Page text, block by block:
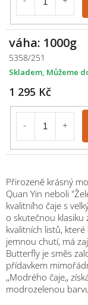
váha: 1000g
5358/251
1 295 Kč
Skladem
Přirozeně krásný
Quan Yin neboli
kvalitního čaje s
o skutečnou klasiku
kvalitních listů,
jemnou chutí, má
Butterfly je směs
přídavkem
,,Modrého čaje,,
modrozelenou